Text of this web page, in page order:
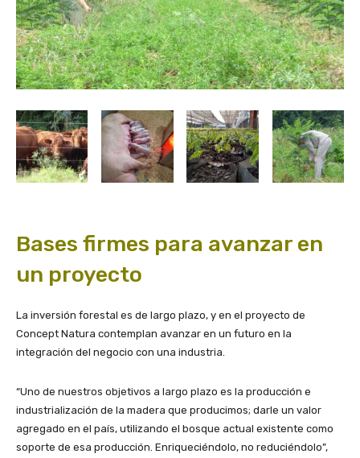
Bases firmes para avanzar en
un proyecto
La inversión forestal es de largo plazo, y en el proyecto de
Concept Natura contemplan avanzar en un futuro en la
integración del negocio con una industria.
“Uno de nuestros objetivos a largo plazo es la producción e
industrialización de la madera que producimos; darle un valor
agregado en el país, utilizando el bosque actual existente como
soporte de esa producción. Enriqueciéndolo, no reduciéndolo”,